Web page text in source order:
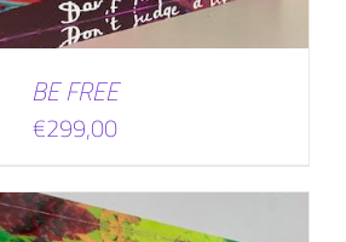
BE FREE
€299,00